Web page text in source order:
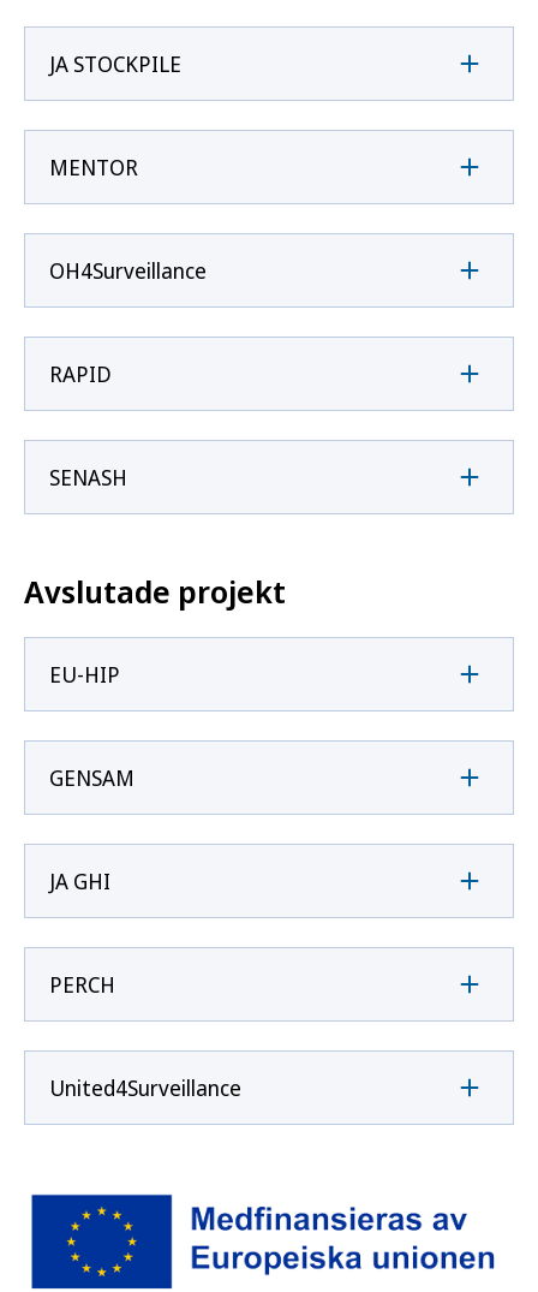
JA STOCKPILE
MENTOR
OH4Surveillance
RAPID
SENASH
Avslutade projekt
EU-HIP
GENSAM
JA GHI
PERCH
United4Surveillance